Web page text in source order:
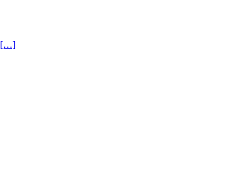
[…]